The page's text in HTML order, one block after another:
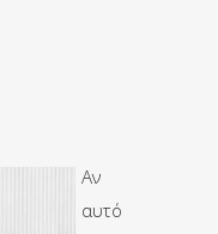
Αν
αυτό